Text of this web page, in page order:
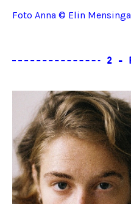
Foto Anna © Elin Mensinga